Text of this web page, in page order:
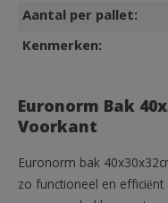
Aantal per pallet:
Kenmerken:
Euronorm Bak
Voorkant
Euronorm bak
zo functioneel en